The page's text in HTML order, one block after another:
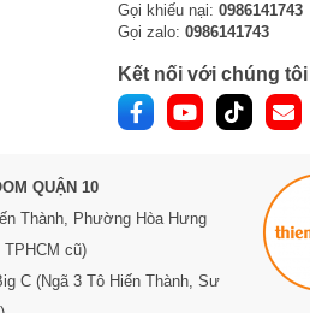
Gọi khiếu nại: 0986141743
Gọi zalo: 0986141743
Kết nối với chúng tôi
QUẬN 10
Thành, Phường Hòa Hưng
TPHCM cũ)
C (Ngã 3 Tô Hiến Thành, Sư